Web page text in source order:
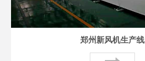
郑州新风机生产线